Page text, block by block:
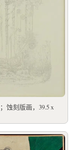
蚀刻版画，39.5 x